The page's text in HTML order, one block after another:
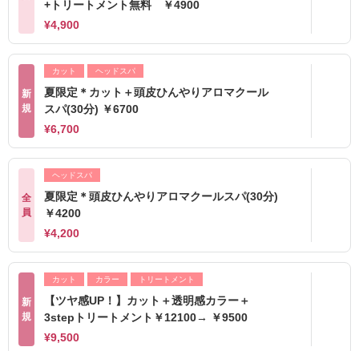
+トリートメント無料 ￥4900
¥4,900
新
規
カット ヘッドスパ
夏限定＊カット＋頭皮ひんやりアロマクール
スパ(30分) ￥6700
¥6,700
全
員
ヘッドスパ
夏限定＊頭皮ひんやりアロマクールスパ(30分)
￥4200
¥4,200
新
規
カット カラー トリートメント
【ツヤ感UP！】カット＋透明感カラー＋
3stepトリートメント￥12100→ ￥9500
¥9,500